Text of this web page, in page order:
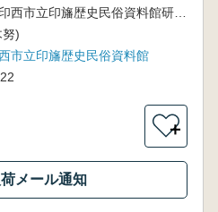
印西市立印旛歴史民俗資料館研究紀要第4号
努)
市立印旛歴史民俗資料館
＋
メール通知